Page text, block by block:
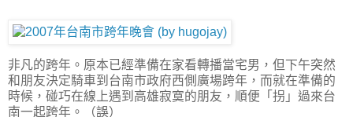
非凡的跨年。原本已經準備在家看轉播當宅男，但下午突然
和朋友決定騎車到台南市政府西側廣場跨年，而就在準備的
時候，碰巧在線上遇到高雄寂寞的朋友，順便「拐」過來台
南一起跨年。（誤）